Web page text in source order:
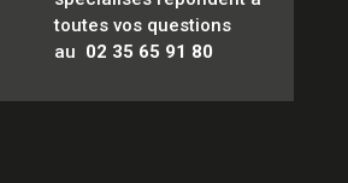
toutes vos questions
au 02 35 65 91 80